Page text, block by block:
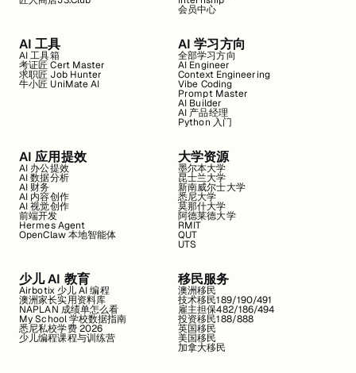
会员中心
AI 工具
AI 工具箱
考证匠 Cert Master
求职匠 Job Hunter
牛小匠 UniMate AI
AI 学习方向
全部学习方向
AI Engineer
Context Engineering
Vibe Coding
Prompt Master
AI Builder
AI 产品经理
Python 入门
AI 应用提效
AI 办公提效
AI 数据分析
AI 财务
AI 内容创作
AI 视觉创作
前端开发
Hermes Agent
OpenClaw 本地智能体
大学资源
墨尔本大学
昆士兰大学
新南威尔士大学
悉尼大学
莫那什大学
阿德莱德大学
RMIT
QUT
UTS
少儿 AI 教育
Airbotix 少儿 AI 编程
澳洲家长实用资料库
NAPLAN 成绩单怎么看
My School 学校数据指南
悉尼私校学费 2026
少儿编程课程与训练营
移民服务
澳洲移民
技术移民189/190/491
雇主担保482/186/494
投资移民188/888
英国移民
美国移民
加拿大移民